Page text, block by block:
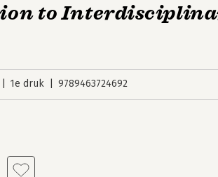
to
1e druk 9789463724692